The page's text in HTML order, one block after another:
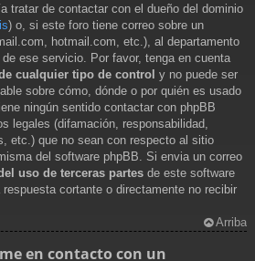
tratar de contactar con el dueño del dominio
) o, si este foro tiene correo sobre un
hotmail.com, etc.), al departamento
ese servicio. Por favor, tenga en cuenta
cualquier tipo de control y no puede ser
sobre cómo, dónde o por quién es usado
ningún sentido contactar con phpBB
legales (difamación, responsabilidad,
etc.) que no sean con respecto al sitio
del software phpBB. Si envia un correo
uso de terceras partes de este software
cortante o directamente no recibir
Arriba
en contacto con un